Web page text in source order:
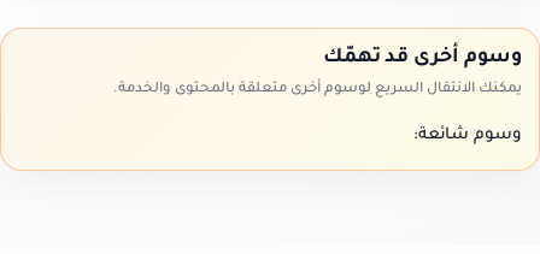
وسوم أخرى قد تهمّك
يمكنك الانتقال السريع لوسوم أخرى متعلقة بالمحتوى والخدمة.
وسوم شائعة: